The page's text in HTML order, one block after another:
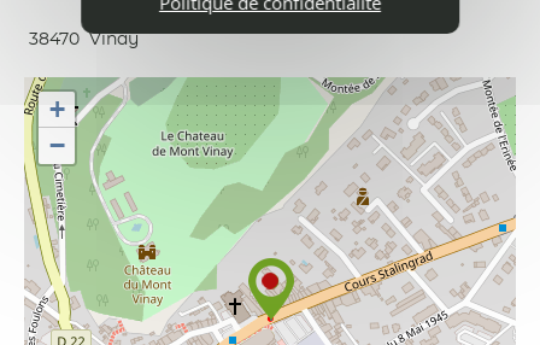
38470 Vinay
+
−